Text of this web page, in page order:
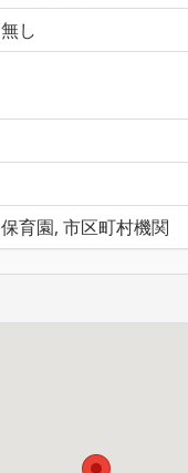
無し
保育園, 市区町村機関